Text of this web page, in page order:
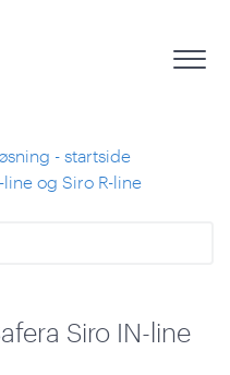
- startside
line og Siro R-line
Siro IN-line